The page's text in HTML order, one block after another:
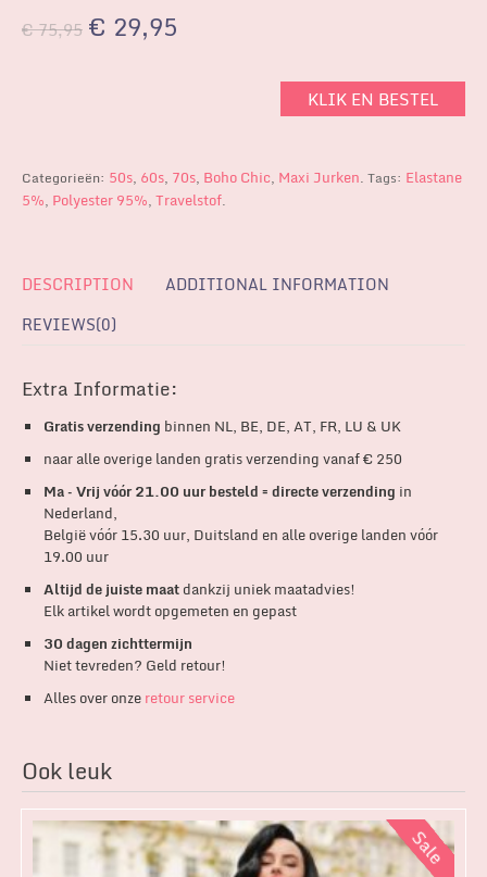
€75,95 € 29,95
KLIK EN BESTEL
Categorieën: 50s, 60s, 70s, Boho Chic, Maxi Jurken. Tags: Elastane
5%, Polyester 95%, Travelstof.
DESCRIPTION
ADDITIONAL INFORMATION
REVIEWS(0)
Extra Informatie:
Gratis verzending binnen NL, BE, DE, AT, FR, LU & UK
naar alle overige landen gratis verzending vanaf € 250
Ma – Vrij vóór 21.00 uur besteld = directe verzending in
Nederland,
België vóór 15.30 uur, Duitsland en alle overige landen vóór
19.00 uur
Altijd de juiste maatdankzij uniek maatadvies!
Elk artikel wordt opgemeten en gepast
30 dagen zichttermijn
Niet tevreden? Geld retour!
Alles over onzeretour service
Ook leuk